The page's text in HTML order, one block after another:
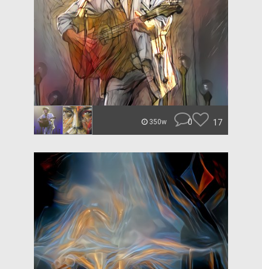
350w 0 17